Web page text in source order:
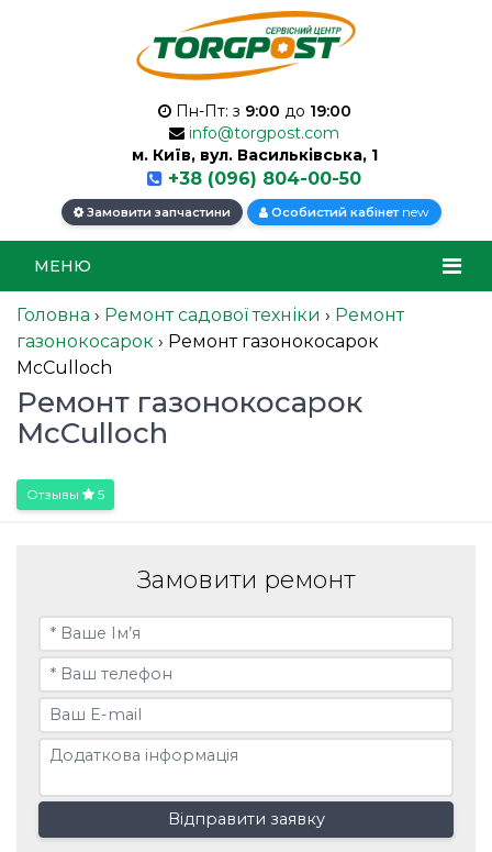
Пн-Пт: з 9:00 до 19:00
info@torgpost.com
м. Київ, вул. Васильківська, 1
+38 (096) 804-00-50
Замовити запчастини Особистий кабінет new
МЕНЮ
Головна › Ремонт садової техніки › Ремонт
газонокосарок › Ремонт газонокосарок
McCulloch
Ремонт газонокосарок
McCulloch
Отзывы 5
Замовити ремонт
Відправити заявку